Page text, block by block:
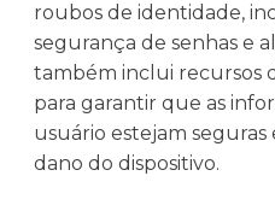
roubos de identidade,
segurança de senhas e
também inclui recursos
para garantir que as
usuário estejam seguras
dano do dispositivo.